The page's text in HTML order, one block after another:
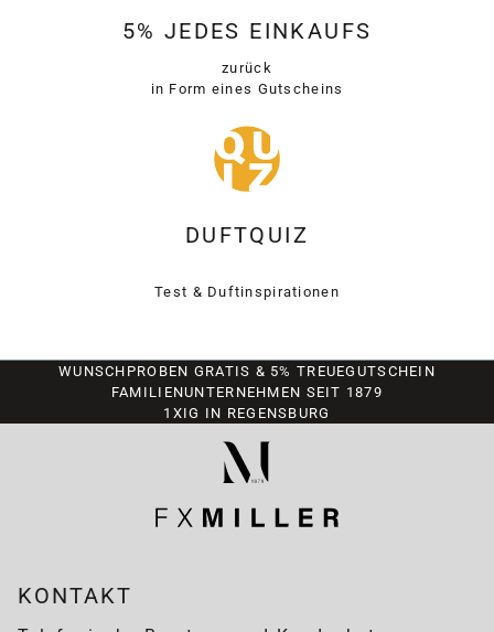
5% JEDES EINKAUFS
zurück
in Form eines Gutscheins
DUFTQUIZ
Test & Duftinspirationen
WUNSCHPROBEN GRATIS & 5% TREUEGUTSCHEIN
FAMILIENUNTERNEHMEN SEIT 1879
1XIG IN REGENSBURG
KONTAKT